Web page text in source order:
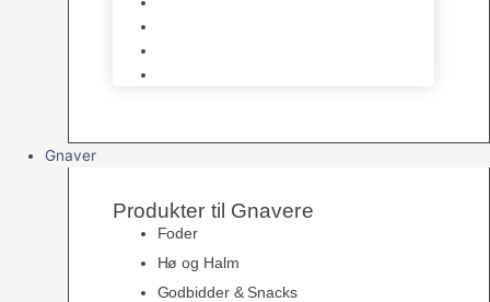
Gnaver
Produkter til Gnavere
Foder
Hø og Halm
Godbidder & Snacks